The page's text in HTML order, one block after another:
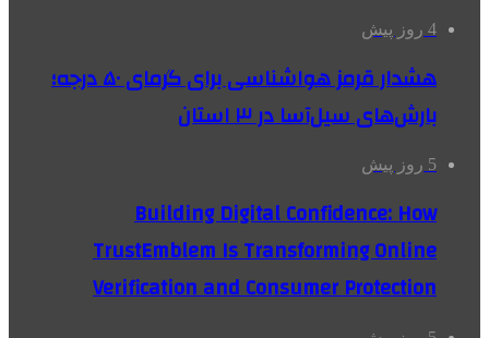
4 روز پیش
هشدار قرمز هواشناسی برای گرمای ۵۰ درجه؛
بارش‌های سیل‌آسا در ۳ استان
5 روز پیش
Building Digital Confidence: How
TrustEmblem Is Transforming Online
Verification and Consumer Protection